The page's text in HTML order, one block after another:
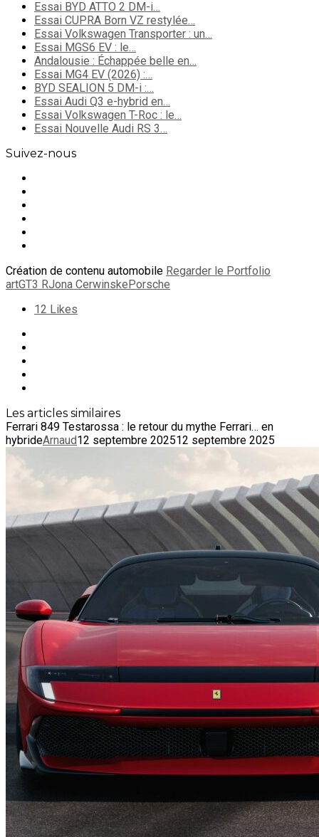
Essai BYD ATTO 2 DM-i…
Essai CUPRA Born VZ restylée…
Essai Volkswagen Transporter : un…
Essai MGS6 EV : le…
Andalousie : Échappée belle en…
Essai MG4 EV (2026) :…
BYD SEALION 5 DM-i :…
Essai Audi Q3 e-hybrid en…
Essai Volkswagen T-Roc : le…
Essai Nouvelle Audi RS 3…
Suivez-nous
Création de contenu automobile Regarder le Portfolio
artGT3 RJona CerwinskePorsche
12 Likes
Les articles similaires
Ferrari 849 Testarossa : le retour du mythe Ferrari… en
hybrideArnaud12 septembre 202512 septembre 2025